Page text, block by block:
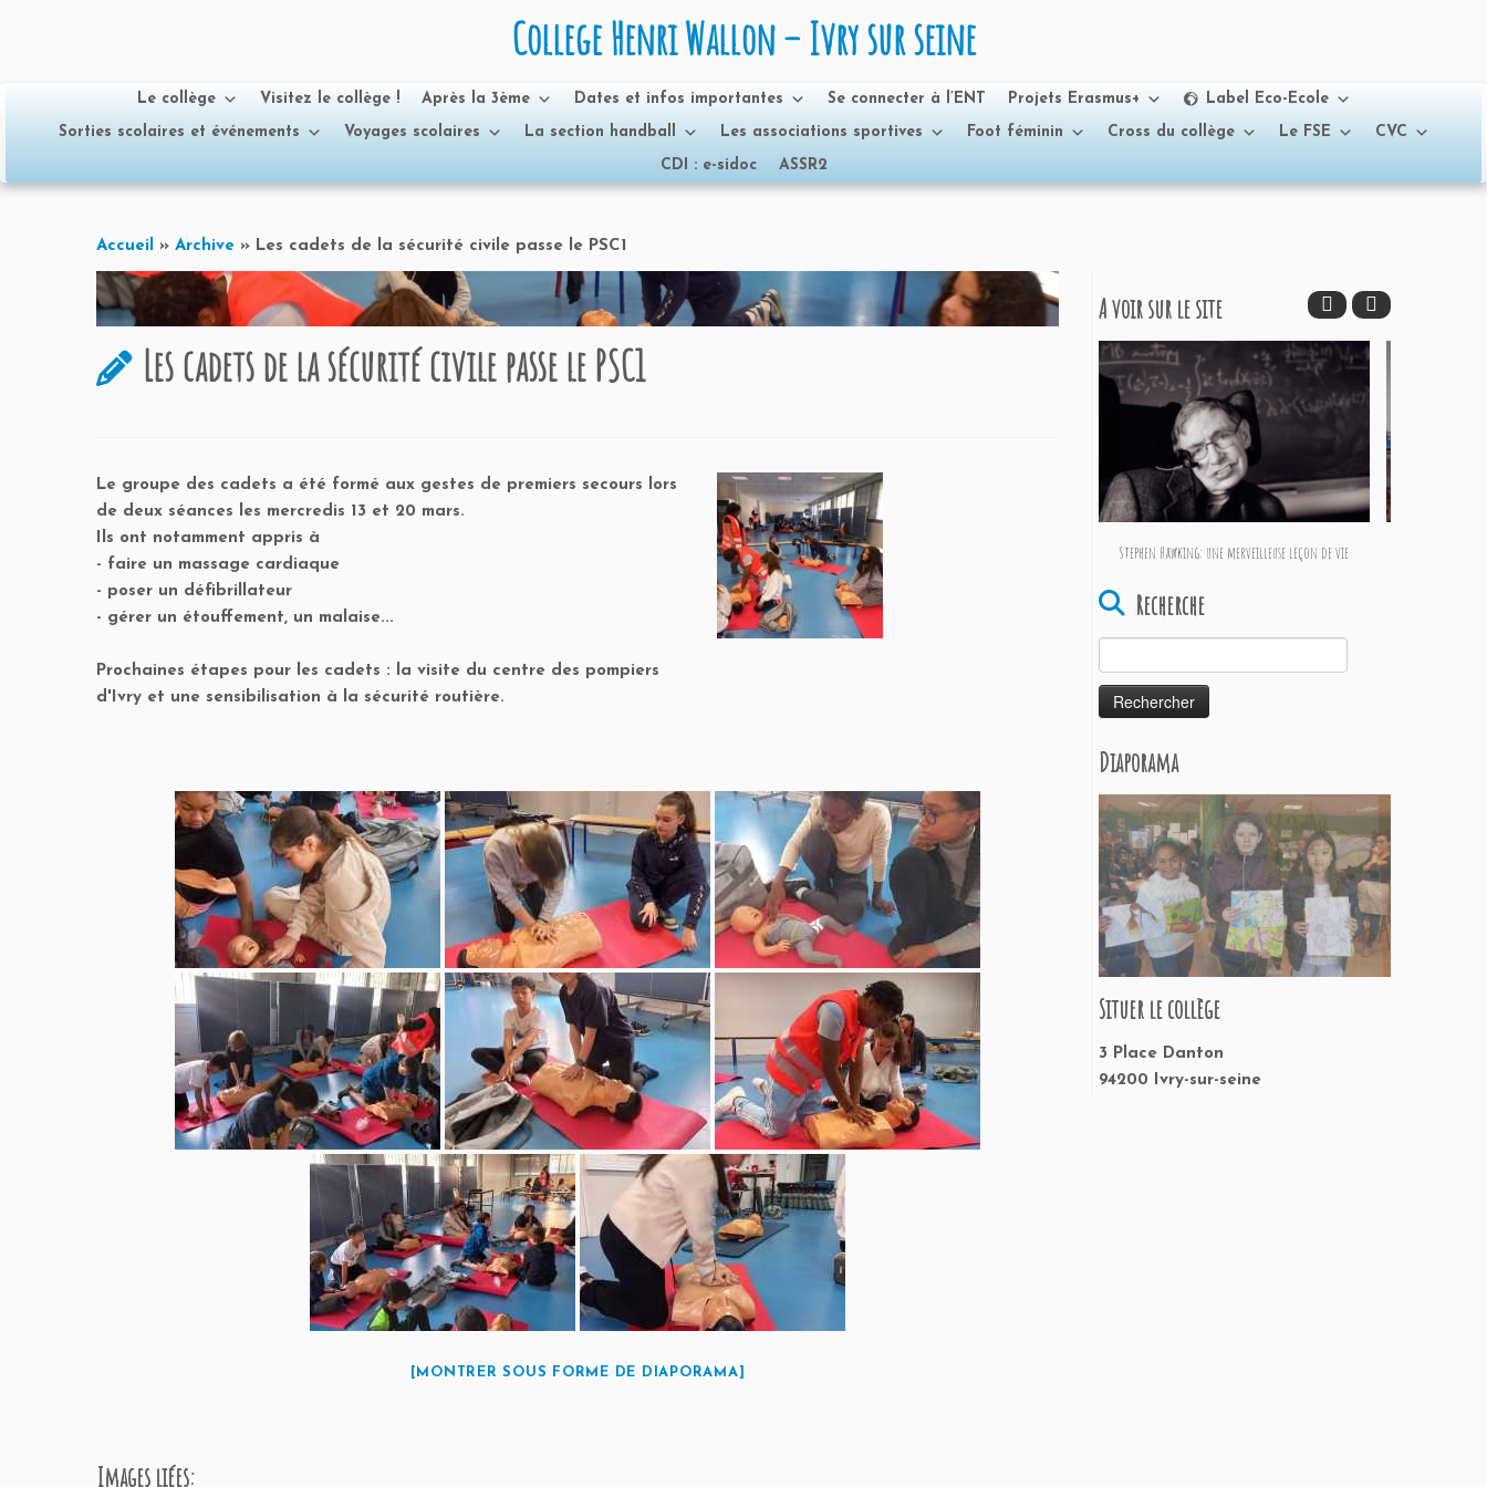
College Henri Wallon – Ivry sur seine
Le collège Visitez le collège ! Après la 3ème Dates et infos importantes Se connecter à l’ENT Projets Erasmus+
Label Eco-Ecole
Sorties scolaires et événements
Voyages scolaires La section handball Les associations sportives Foot féminin Cross du collège Le FSE
CVC
CDI : e-sidoc
ASSR2
Accueil » Archive » Les cadets de la sécurité civile passe le PSC1
Les cadets de la sécurité civile passe le PSC1
Le groupe des cadets a été formé aux gestes de premiers secours lors
de deux séances les mercredis 13 et 20 mars.
Ils ont notamment appris à
- faire un massage cardiaque
- poser un défibrillateur
- gérer un étouffement, un malaise...
Prochaines étapes pour les cadets : la visite du centre des pompiers
d'Ivry et une sensibilisation à la sécurité routière.
[MONTRER SOUS FORME DE DIAPORAMA]
Images liées:
A voir sur le site
Stephen Hawking: une merveilleuse leçon de vie
Recherche
Diaporama
Situer le collège
3 Place Danton
94200 Ivry-sur-seine